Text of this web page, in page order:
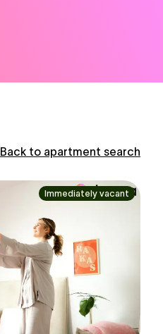
Back to apartment search
Immediately vacant